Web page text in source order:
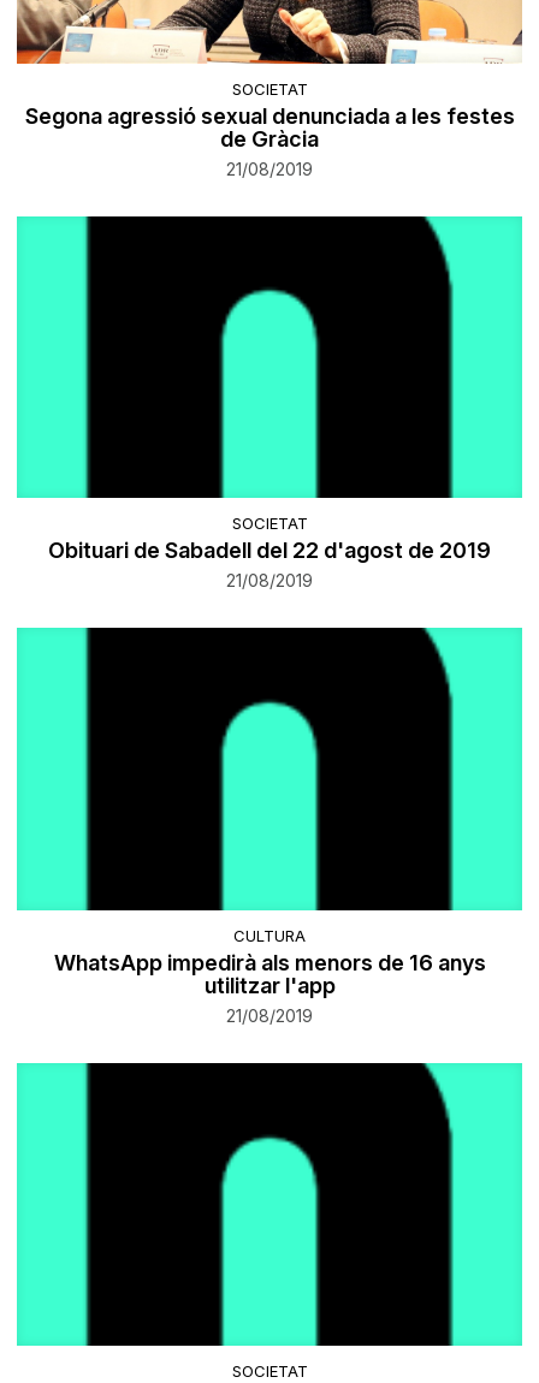
SOCIETAT
Segona agressió sexual denunciada a les festes
de Gràcia
21/08/2019
SOCIETAT
Obituari de Sabadell del 22 d'agost de 2019
21/08/2019
CULTURA
WhatsApp impedirà als menors de 16 anys
utilitzar l'app
21/08/2019
SOCIETAT